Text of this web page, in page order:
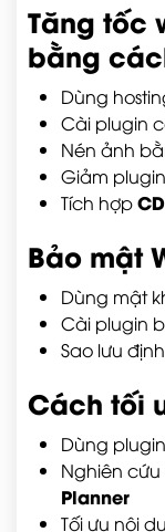
Tăng tốc
bằng
Dùng
Cài plugin
Nén ảnh
Giảm
Tích hợp
Bảo mật
Dùng mật
Cài plugin
Sao lưu
Cách tối
Dùng
Nghiên
Planner
Tối ưu nội